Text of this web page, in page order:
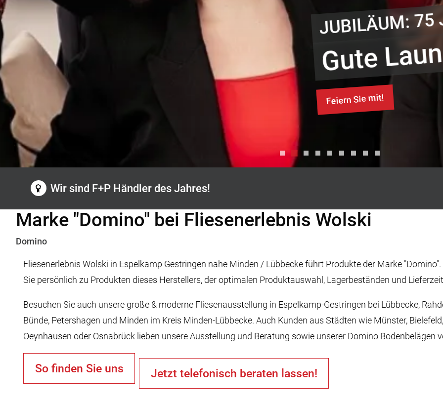
75 JAHRE WOLSKI
Gute Preise.
Wir sind F+P Händler des Jahres!
Marke "Domino" bei Fliesenerlebnis Wolski
Domino
Fliesenerlebnis Wolski in Espelkamp Gestringen nahe Minden / Lübbecke führt Produkte der Marke
Sie persönlich zu Produkten dieses Herstellers, der optimalen Produktauswahl, Lagerbeständen und
Besuchen Sie auch unsere große & moderne Fliesenausstellung in Espelkamp-Gestringen bei Lübbecke,
Bünde, Petershagen und Minden im Kreis Minden-Lübbecke. Auch Kunden aus Städten wie Münster,
Oeynhausen oder Osnabrück lieben unsere Ausstellung und Beratung sowie unserer Domino Bodenbelägen
So finden Sie uns Jetzt telefonisch beraten lassen!